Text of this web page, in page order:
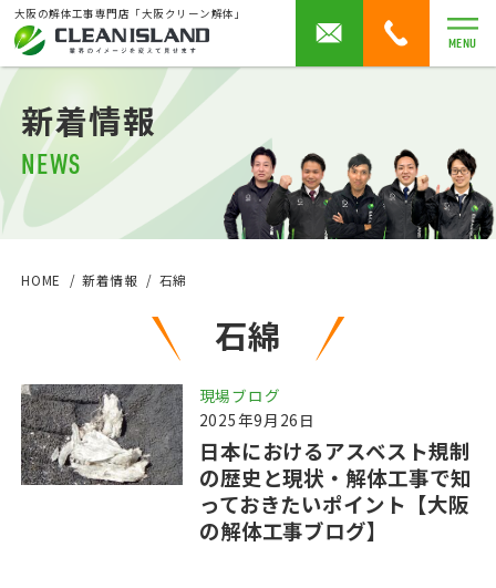
大阪の解体工事専門店「大阪クリーン解体」
MENU
新着情報
NEWS
HOME 新着情報 石綿
石綿
現場ブログ
2025年9月26日
日本におけるアスベスト規制
の歴史と現状・解体工事で知
っておきたいポイント【大阪
の解体工事ブログ】